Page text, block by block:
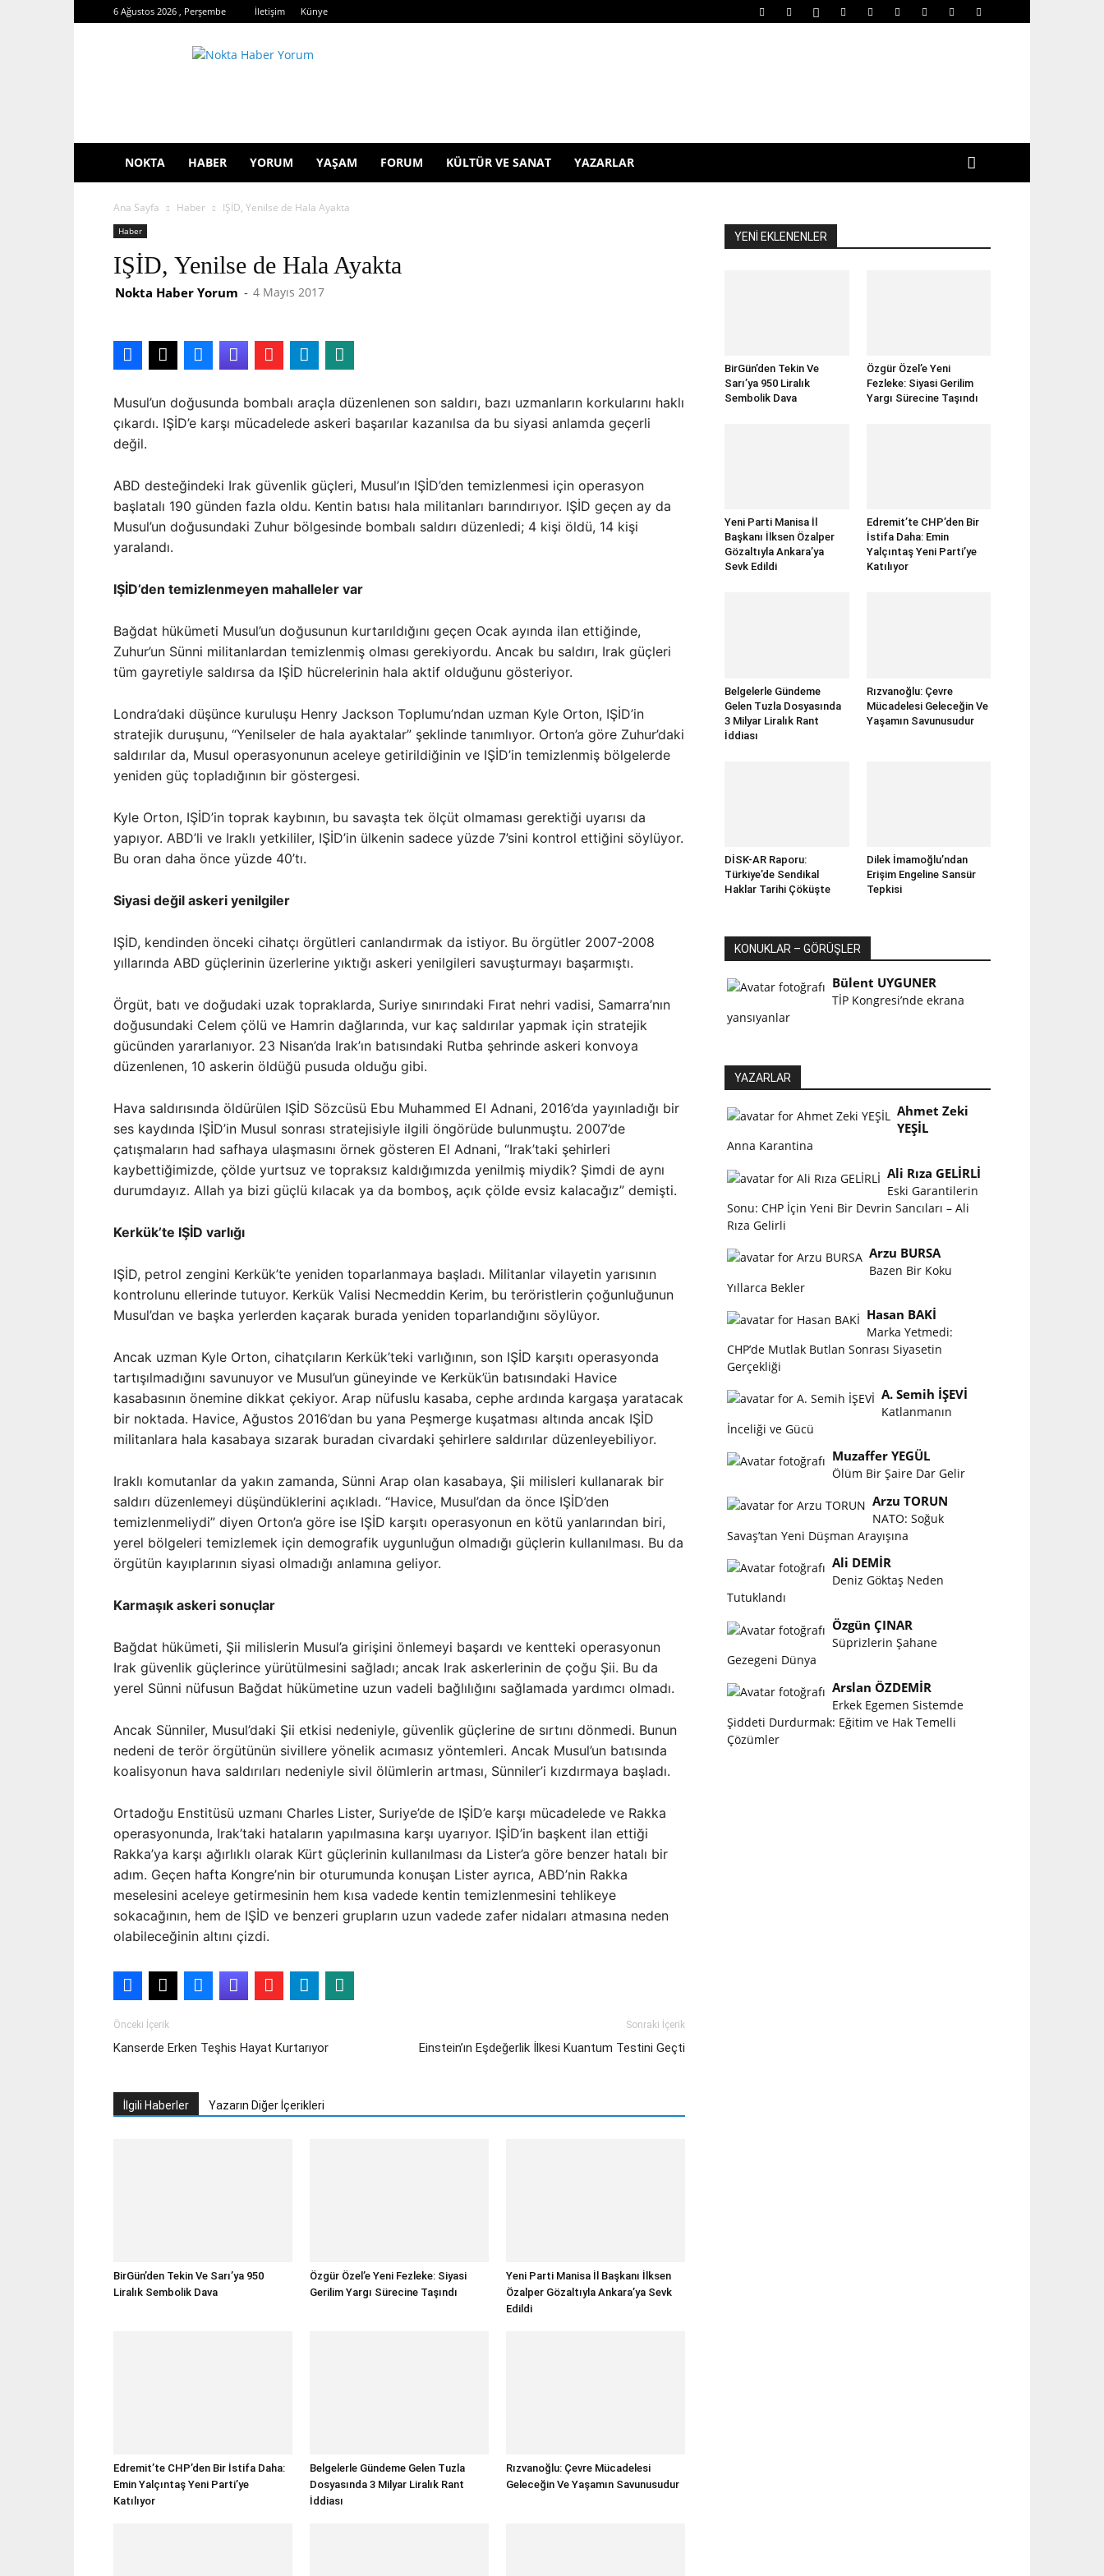
6 Ağustos 2026 , Perşembe İletişim Künye
NOKTA HABER YORUM YAŞAM FORUM KÜLTÜR VE SANAT YAZARLAR
Ana Sayfa Haber IŞİD, Yenilse de Hala Ayakta
Haber
IŞİD, Yenilse de Hala Ayakta
Nokta Haber Yorum - 4 Mayıs 2017
Musul’un doğusunda bombalı araçla düzenlenen son saldırı, bazı uzmanların korkularını haklı
çıkardı. IŞİD’e karşı mücadelede askeri başarılar kazanılsa da bu siyasi anlamda geçerli
değil.
ABD desteğindeki Irak güvenlik güçleri, Musul’ın IŞİD’den temizlenmesi için operasyon
başlatalı 190 günden fazla oldu. Kentin batısı hala militanları barındırıyor. IŞİD geçen ay da
Musul’un doğusundaki Zuhur bölgesinde bombalı saldırı düzenledi; 4 kişi öldü, 14 kişi
yaralandı.
IŞİD’den temizlenmeyen mahalleler var
Bağdat hükümeti Musul’un doğusunun kurtarıldığını geçen Ocak ayında ilan ettiğinde,
Zuhur’un Sünni militanlardan temizlenmiş olması gerekiyordu. Ancak bu saldırı, Irak güçleri
tüm gayretiyle saldırsa da IŞİD hücrelerinin hala aktif olduğunu gösteriyor.
Londra’daki düşünce kuruluşu Henry Jackson Toplumu’ndan uzman Kyle Orton, IŞİD’in
stratejik duruşunu, “Yenilseler de hala ayaktalar” şeklinde tanımlıyor. Orton’a göre Zuhur’daki
saldırılar da, Musul operasyonunun aceleye getirildiğinin ve IŞİD’in temizlenmiş bölgelerde
yeniden güç topladığının bir göstergesi.
Kyle Orton, IŞİD’in toprak kaybının, bu savaşta tek ölçüt olmaması gerektiği uyarısı da
yapıyor. ABD’li ve Iraklı yetkililer, IŞİD’in ülkenin sadece yüzde 7’sini kontrol ettiğini söylüyor.
Bu oran daha önce yüzde 40’tı.
Siyasi değil askeri yenilgiler
IŞİD, kendinden önceki cihatçı örgütleri canlandırmak da istiyor. Bu örgütler 2007-2008
yıllarında ABD güçlerinin üzerlerine yıktığı askeri yenilgileri savuşturmayı başarmıştı.
Örgüt, batı ve doğudaki uzak topraklarda, Suriye sınırındaki Fırat nehri vadisi, Samarra’nın
doğusundaki Celem çölü ve Hamrin dağlarında, vur kaç saldırılar yapmak için stratejik
gücünden yararlanıyor. 23 Nisan’da Irak’ın batısındaki Rutba şehrinde askeri konvoya
düzenlenen, 10 askerin öldüğü pusuda olduğu gibi.
Hava saldırısında öldürülen IŞİD Sözcüsü Ebu Muhammed El Adnani, 2016’da yayınladığı bir
ses kaydında IŞİD’in Musul sonrası stratejisiyle ilgili öngörüde bulunmuştu. 2007’de
çatışmaların had safhaya ulaşmasını örnek gösteren El Adnani, “Irak’taki şehirleri
kaybettiğimizde, çölde yurtsuz ve topraksız kaldığımızda yenilmiş miydik? Şimdi de aynı
durumdayız. Allah ya bizi güçlü kılacak ya da bomboş, açık çölde evsiz kalacağız” demişti.
Kerkük’te IŞİD varlığı
IŞİD, petrol zengini Kerkük’te yeniden toparlanmaya başladı. Militanlar vilayetin yarısının
kontrolunu ellerinde tutuyor. Kerkük Valisi Necmeddin Kerim, bu teröristlerin çoğunluğunun
Musul’dan ve başka yerlerden kaçarak burada yeniden toparlandığını söylüyor.
Ancak uzman Kyle Orton, cihatçıların Kerkük’teki varlığının, son IŞİD karşıtı operasyonda
tartışılmadığını savunuyor ve Musul’un güneyinde ve Kerkük’ün batısındaki Havice
kasabasının önemine dikkat çekiyor. Arap nüfuslu kasaba, cephe ardında kargaşa yaratacak
bir noktada. Havice, Ağustos 2016’dan bu yana Peşmerge kuşatması altında ancak IŞİD
militanlara hala kasabaya sızarak buradan civardaki şehirlere saldırılar düzenleyebiliyor.
Iraklı komutanlar da yakın zamanda, Sünni Arap olan kasabaya, Şii milisleri kullanarak bir
saldırı düzenlemeyi düşündüklerini açıkladı. “Havice, Musul’dan da önce IŞİD’den
temizlenmeliydi” diyen Orton’a göre ise IŞİD karşıtı operasyonun en kötü yanlarından biri,
yerel bölgeleri temizlemek için demografik uygunluğun olmadığı güçlerin kullanılması. Bu da
örgütün kayıplarının siyasi olmadığı anlamına geliyor.
Karmaşık askeri sonuçlar
Bağdat hükümeti, Şii milislerin Musul’a girişini önlemeyi başardı ve kentteki operasyonun
Irak güvenlik güçlerince yürütülmesini sağladı; ancak Irak askerlerinin de çoğu Şii. Bu da
yerel Sünni nüfusun Bağdat hükümetine uzun vadeli bağlılığını sağlamada yardımcı olmadı.
Ancak Sünniler, Musul’daki Şii etkisi nedeniyle, güvenlik güçlerine de sırtını dönmedi. Bunun
nedeni de terör örgütünün sivillere yönelik acımasız yöntemleri. Ancak Musul’un batısında
koalisyonun hava saldırıları nedeniyle sivil ölümlerin artması, Sünniler’i kızdırmaya başladı.
Ortadoğu Enstitüsü uzmanı Charles Lister, Suriye’de de IŞİD’e karşı mücadelede ve Rakka
operasyonunda, Irak’taki hataların yapılmasına karşı uyarıyor. IŞİD’in başkent ilan ettiği
Rakka’ya karşı ağırlıklı olarak Kürt güçlerinin kullanılması da Lister’a göre benzer hatalı bir
adım. Geçen hafta Kongre’nin bir oturumunda konuşan Lister ayrıca, ABD’nin Rakka
meselesini aceleye getirmesinin hem kısa vadede kentin temizlenmesini tehlikeye
sokacağının, hem de IŞİD ve benzeri grupların uzun vadede zafer nidaları atmasına neden
olabileceğinin altını çizdi.
Önceki İçerik
Kanserde Erken Teşhis Hayat Kurtarıyor
Sonraki İçerik
Einstein’ın Eşdeğerlik İlkesi Kuantum Testini Geçti
İlgili Haberler Yazarın Diğer İçerikleri
BirGün’den Tekin Ve Sarı’ya 950
Liralık Sembolik Dava
Özgür Özel’e Yeni Fezleke: Siyasi
Gerilim Yargı Sürecine Taşındı
Yeni Parti Manisa İl Başkanı İlksen
Özalper Gözaltıyla Ankara’ya Sevk
Edildi
Edremit’te CHP’den Bir İstifa Daha:
Emin Yalçıntaş Yeni Parti’ye
Katılıyor
Belgelerle Gündeme Gelen Tuzla
Dosyasında 3 Milyar Liralık Rant
İddiası
Rızvanoğlu: Çevre Mücadelesi
Geleceğin Ve Yaşamın Savunusudur
YENİ EKLENENLER
BirGün’den Tekin Ve
Sarı’ya 950 Liralık
Sembolik Dava
Özgür Özel’e Yeni
Fezleke: Siyasi Gerilim
Yargı Sürecine Taşındı
Yeni Parti Manisa İl
Başkanı İlksen Özalper
Gözaltıyla Ankara’ya
Sevk Edildi
Edremit’te CHP’den Bir
İstifa Daha: Emin
Yalçıntaş Yeni Parti’ye
Katılıyor
Belgelerle Gündeme
Gelen Tuzla Dosyasında
3 Milyar Liralık Rant
İddiası
Rızvanoğlu: Çevre
Mücadelesi Geleceğin Ve
Yaşamın Savunusudur
DİSK-AR Raporu:
Türkiye’de Sendikal
Haklar Tarihi Çöküşte
Dilek İmamoğlu’ndan
Erişim Engeline Sansür
Tepkisi
KONUKLAR – GÖRÜŞLER
Bülent UYGUNER
TİP Kongresi’nde ekrana
yansıyanlar
YAZARLAR
Ahmet Zeki
YEŞİL
Anna Karantina
Ali Rıza GELİRLİ
Eski Garantilerin
Sonu: CHP İçin Yeni Bir Devrin Sancıları – Ali
Rıza Gelirli
Arzu BURSA
Bazen Bir Koku
Yıllarca Bekler
Hasan BAKİ
Marka Yetmedi:
CHP’de Mutlak Butlan Sonrası Siyasetin
Gerçekliği
A. Semih İŞEVİ
Katlanmanın
İnceliği ve Gücü
Muzaffer YEGÜL
Ölüm Bir Şaire Dar Gelir
Arzu TORUN
NATO: Soğuk
Savaş’tan Yeni Düşman Arayışına
Ali DEMİR
Deniz Göktaş Neden
Tutuklandı
Özgün ÇINAR
Süprizlerin Şahane
Gezegeni Dünya
Arslan ÖZDEMİR
Erkek Egemen Sistemde
Şiddeti Durdurmak: Eğitim ve Hak Temelli
Çözümler